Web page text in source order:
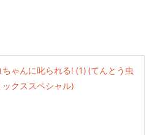
ちゃんに叱られる! (1) (てんとう虫
ックススペシャル)